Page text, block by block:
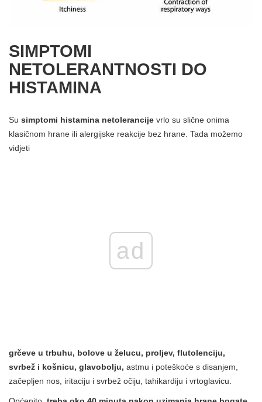
SIMPTOMI
NETOLERANTNOSTI DO
HISTAMINA
Su simptomi histamina netolerancije vrlo su slične onima
klasičnom hrane ili alergijske reakcije bez hrane. Tada možemo
vidjeti
ad
grčeve u trbuhu, bolove u želucu, proljev, flutolenciju,
svrbež i košnicu, glavobolju, astmu i poteškoće s disanjem,
začepljen nos, iritaciju i svrbež očiju, tahikardiju i vrtoglavicu.